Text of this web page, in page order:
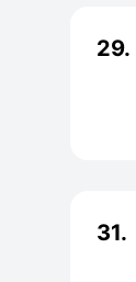
29.
31.